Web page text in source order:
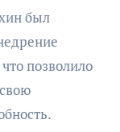
был
позволило